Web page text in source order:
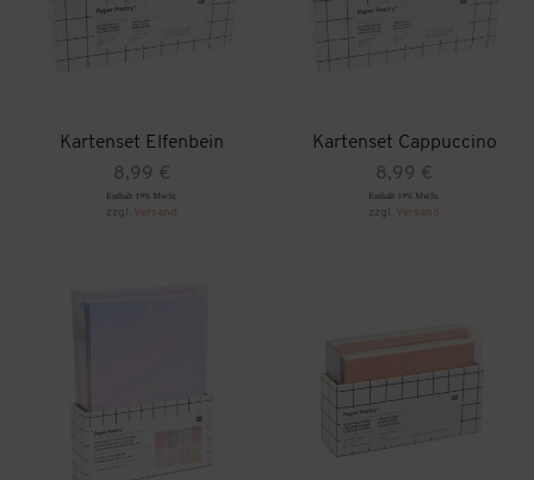
Kartenset Elfenbein
8,99 €
Enthält 19% MwSt.
zzgl. Versand
Kartenset Cappuccino
8,99 €
Enthält 19% MwSt.
zzgl. Versand